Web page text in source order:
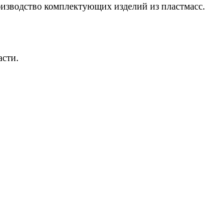
комплектующих изделий из пластмасс.